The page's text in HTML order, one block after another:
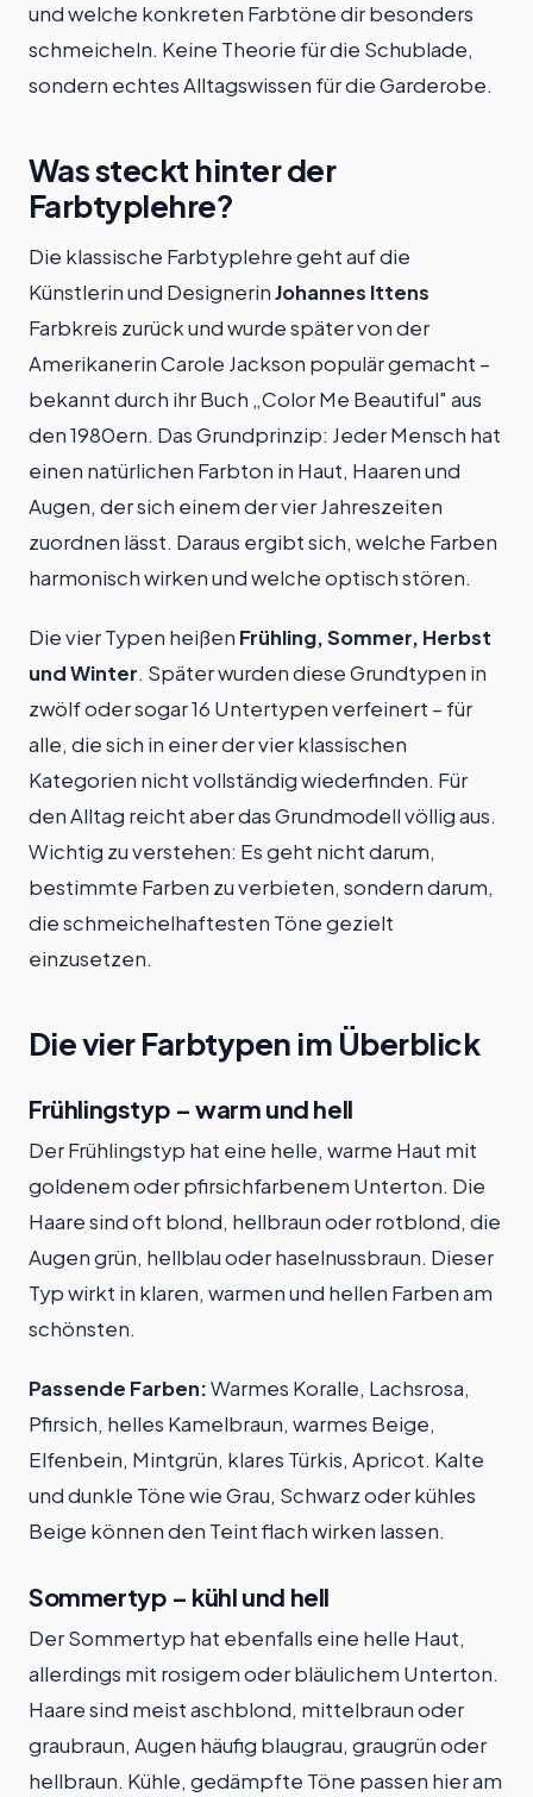
und welche konkreten Farbtöne dir besonders
schmeicheln. Keine Theorie für die Schublade,
sondern echtes Alltagswissen für die Garderobe.
Was steckt hinter der
Farbtyplehre?
Die klassische Farbtyplehre geht auf die
Künstlerin und DesignerinJohannes Ittens
Farbkreis zurück und wurde später von der
Amerikanerin Carole Jackson populär gemacht –
bekannt durch ihr Buch „Color Me Beautiful" aus
den 1980ern. Das Grundprinzip: Jeder Mensch hat
einen natürlichen Farbton in Haut, Haaren und
Augen, der sich einem der vier Jahreszeiten
zuordnen lässt. Daraus ergibt sich, welche Farben
harmonisch wirken und welche optisch stören.
Die vier Typen heißen Frühling, Sommer, Herbst
und Winter. Später wurden diese Grundtypen in
zwölf oder sogar 16 Untertypen verfeinert – für
alle, die sich in einer der vier klassischen
Kategorien nicht vollständig wiederfinden. Für
den Alltag reicht aber das Grundmodell völlig aus.
Wichtig zu verstehen: Es geht nicht darum,
bestimmte Farben zu verbieten, sondern darum,
die schmeichelhaftesten Töne gezielt
einzusetzen.
Die vier Farbtypen im Überblick
Frühlingstyp – warm und hell
Der Frühlingstyp hat eine helle, warme Haut mit
goldenem oder pfirsichfarbenem Unterton. Die
Haare sind oft blond, hellbraun oder rotblond, die
Augen grün, hellblau oder haselnussbraun. Dieser
Typ wirkt in klaren, warmen und hellen Farben am
schönsten.
Passende Farben:Warmes Koralle, Lachsrosa,
Pfirsich, helles Kamelbraun, warmes Beige,
Elfenbein, Mintgrün, klares Türkis, Apricot. Kalte
und dunkle Töne wie Grau, Schwarz oder kühles
Beige können den Teint flach wirken lassen.
Sommertyp – kühl und hell
Der Sommertyp hat ebenfalls eine helle Haut,
allerdings mit rosigem oder bläulichem Unterton.
Haare sind meist aschblond, mittelbraun oder
graubraun, Augen häufig blaugrau, graugrün oder
hellbraun. Kühle, gedämpfte Töne passen hier am